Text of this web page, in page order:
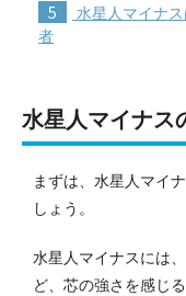
5
水星人マイナ
者
水星人マイナス
まずは、水星人マイ
しょう。
水星人マイナスには
ど、芯の強さを感じる